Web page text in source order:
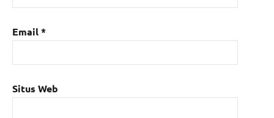
Email*
Situs Web